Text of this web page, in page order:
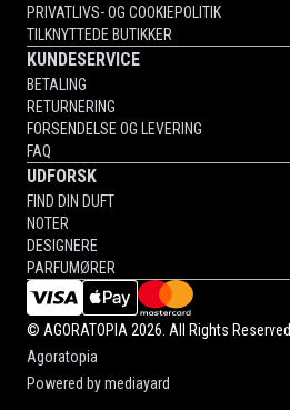
PRIVATLIVS- OG COOKIEPOLITIK
TILKNYTTEDE BUTIKKER
KUNDESERVICE
BETALING
RETURNERING
FORSENDELSE OG LEVERING
FAQ
UDFORSK
FIND DIN DUFT
NOTER
DESIGNERE
PARFUMØRER
© AGORATOPIA 2026. All Rights Reserved.
Agoratopia
Powered bymediayard